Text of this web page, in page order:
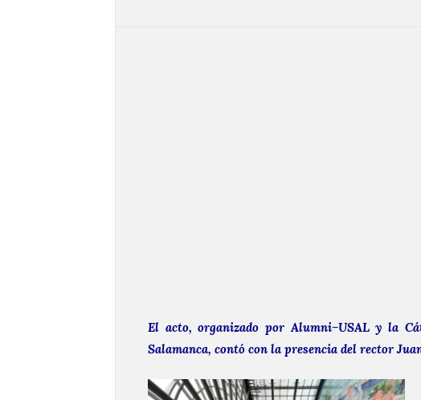
El acto, organizado por Alumni–USAL y la
Salamanca, contó con la presencia del rector